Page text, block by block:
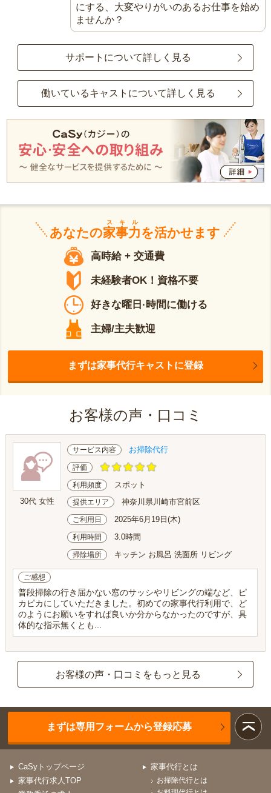
にする、大変やりがいのあるお仕事を始め
ませんか？
サポートについて詳しく見る
働いているキャストについて詳しく見る
あなたの家事力
スキル
を活かせます
高時給 + 交通費
未経験者OK！資格不要
好きな曜日·時間に働ける
主婦/主夫歓迎
まずは家事代行キャストに登録
お客様の声・口コミ
30代 女性
サービス内容 お掃除代行
評価
利用頻度 スポット
提供エリア 神奈川県川崎市宮前区
ご利用日 2025年6月19日(木)
利用時間 3.0時間
掃除場所 キッチン お風呂 洗面所 リビング
ご感想
普段掃除の行き届かない窓のサッシやリビングの端など、ピ
カピカにしていただきました。初めての家事代行利用で、ど
のようにお願いをすれば良いか分からなかったのですが、具
体的な指示無くとも...
お客様の声・口コミをもっと見る
まずは専用フォームから登録応募
CaSyトップページ
家事代行求人TOP
家事代行とは
お掃除代行とは